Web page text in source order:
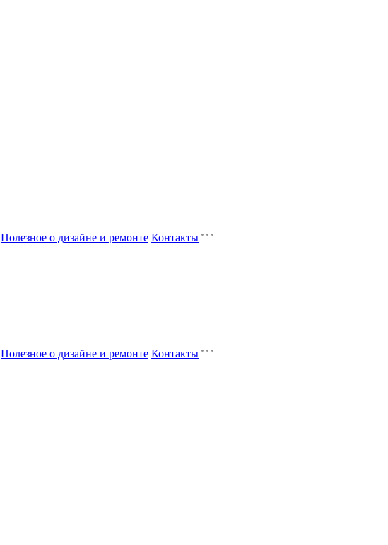
Полезное о дизайне и ремонте Контакты
Полезное о дизайне и ремонте Контакты